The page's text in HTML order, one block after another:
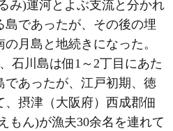
み)運河とよぶ支流と分かれ
島であったが、その後の埋
月島と地続きになった。
石川島は佃1～2丁目にあた
であったが、江戸初期、徳
、摂津（大阪府）西成郡佃
もん)が漁夫30余名を連れて